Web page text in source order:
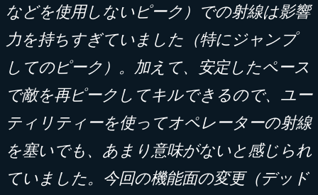
などを使用しないピーク）での射線は影響
力を持ちすぎていました（特にジャンプ
してのピーク）。加えて、安定したペース
で敵を再ピークしてキルできるので、ユー
ティリティーを使ってオペレーターの射線
を塞いでも、あまり意味がないと感じられ
ていました。今回の機能面の変更（デッド